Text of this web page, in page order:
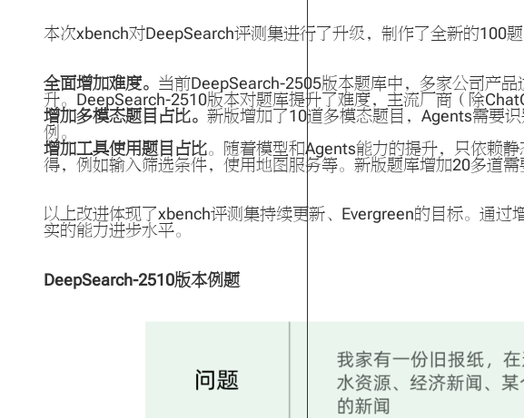
本次xbench对DeepSearch评测集进行了升级，制作了全新的100
全面增加难度。 当前DeepSearch-2505版本题库中，多家公司产
升。DeepSearch-2510版本对题库提升了难度，主流厂商（除
增加多模态题目占比。 新版增加了10道多模态题目，Agents需要
例。
增加工具使用题目占比。随着模型和Agents能力的提升，只依赖
得，例如输入筛选条件，使用地图服务等。新版题库增加20多道
以上改进体现了xbench评测集持续更新、Evergreen的目标。通
实的能力进步水平。
DeepSearch-2510版本例题